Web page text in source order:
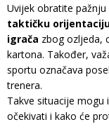
Uvijek obratite pažnju
taktičku
igrača zbog ozljeda,
kartona. Također,
sportu označava
trenera.
Takve situacije mogu
očekivati i kako će